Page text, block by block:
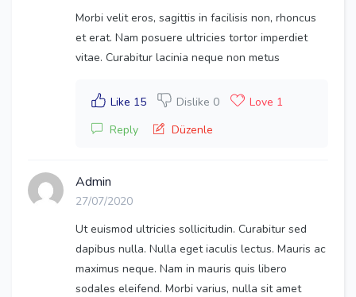
Morbi velit eros, sagittis in facilisis non, rhoncus
et erat. Nam posuere ultricies tortor imperdiet
vitae. Curabitur lacinia neque non metus
Like 15 Dislike 0
Love 1
Reply
Düzenle
Admin
27/07/2020
Ut euismod ultricies sollicitudin. Curabitur sed
dapibus nulla. Nulla eget iaculis lectus. Mauris ac
maximus neque. Nam in mauris quis libero
sodales eleifend. Morbi varius, nulla sit amet